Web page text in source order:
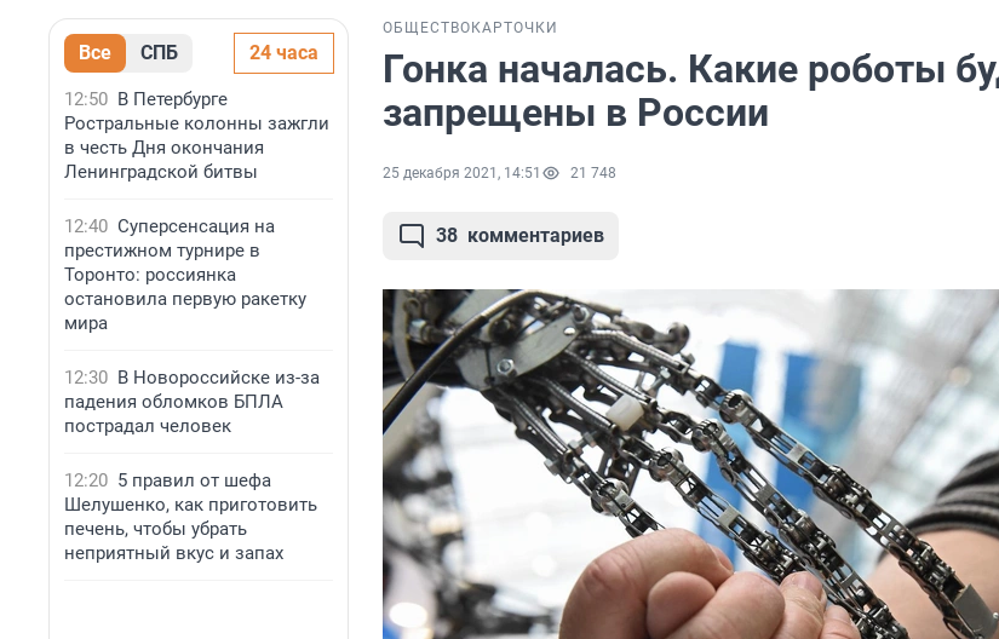
Все СПБ 24 часа
12:50 В Петербурге
Ростральные колонны зажгли
в честь Дня окончания
Ленинградской битвы
12:40 Суперсенсация на
престижном турнире в
Торонто: россиянка
остановила первую ракетку
мира
12:30 В Новороссийске из-за
падения обломков БПЛА
пострадал человек
12:20 5 правил от шефа
Шелушенко, как приготовить
печень, чтобы убрать
неприятный вкус и запах
ОБЩЕСТВО КАРТОЧКИ
Гонка началась. Какие роботы
запрещены в России
25 декабря 2021, 14:51 21 748
38 комментариев